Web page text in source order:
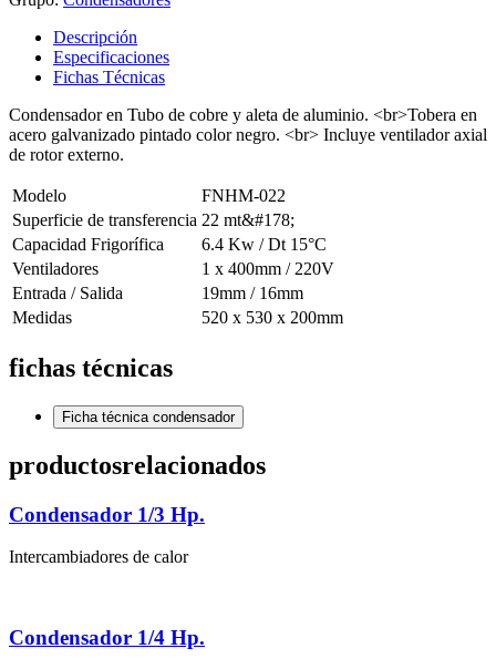
Descripción
Especificaciones
Fichas Técnicas
Condensador en Tubo de cobre y aleta de aluminio. <br>Tobera en
acero galvanizado pintado color negro. <br> Incluye ventilador axial
de rotor externo.
Modelo
FNHM-022
Superficie de transferencia 22 mt&#178;
Capacidad Frigorífica
6.4 Kw / Dt 15°C
Ventiladores
1 x 400mm / 220V
Entrada / Salida
19mm / 16mm
Medidas
520 x 530 x 200mm
fichas técnicas
Ficha técnica condensador
productosrelacionados
Condensador 1/3 Hp.
Intercambiadores de calor
Condensador 1/4 Hp.